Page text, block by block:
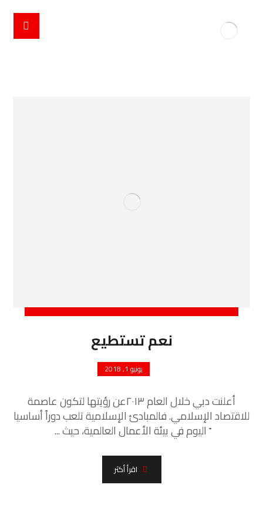
نعم تستطيع
يونيو 1, 2018
أعلنت دبي خلال العام ٢٠١٣عن رؤيتها لتكون عاصمة
للاقتصاد الإسلامي. فالمبادئ الإسلامية تلعب دوراً أساسيا
ً اليوم في بيئة الأعمال العالمية، حيث ...
اقرأ أكثر